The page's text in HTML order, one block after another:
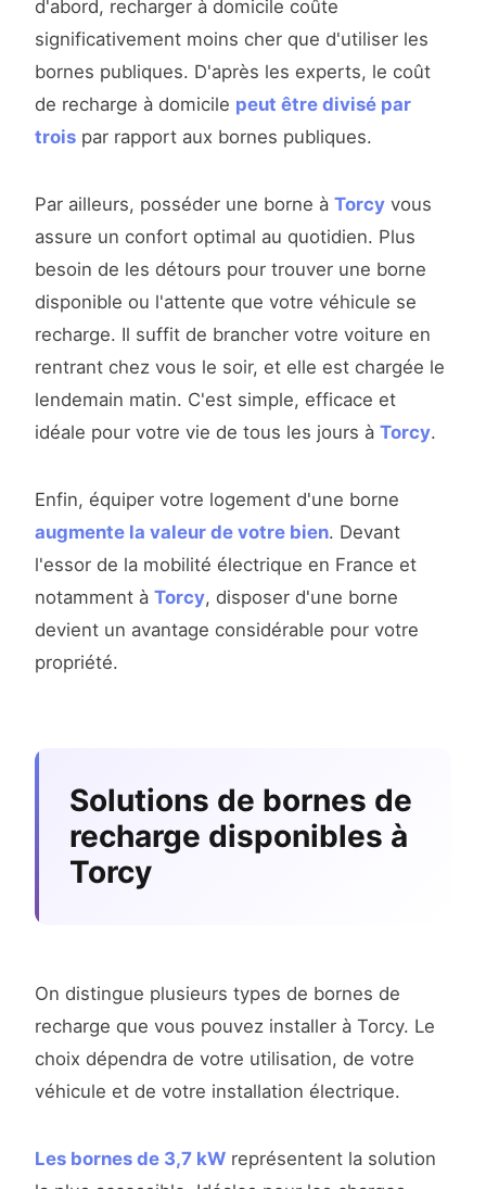
d'abord, recharger à domicile coûte
significativement moins cher que d'utiliser les
bornes publiques. D'après les experts, le coût
de recharge à domicile peut être divisé par
trois par rapport aux bornes publiques.
Par ailleurs, posséder une borne à Torcy vous
assure un confort optimal au quotidien. Plus
besoin de les détours pour trouver une borne
disponible ou l'attente que votre véhicule se
recharge. Il suffit de brancher votre voiture en
rentrant chez vous le soir, et elle est chargée le
lendemain matin. C'est simple, efficace et
idéale pour votre vie de tous les jours à Torcy.
Enfin, équiper votre logement d'une borne
augmente la valeur de votre bien. Devant
l'essor de la mobilité électrique en France et
notamment à Torcy, disposer d'une borne
devient un avantage considérable pour votre
propriété.
Solutions de bornes de
recharge disponibles à
Torcy
On distingue plusieurs types de bornes de
recharge que vous pouvez installer à Torcy. Le
choix dépendra de votre utilisation, de votre
véhicule et de votre installation électrique.
Les bornes de 3,7 kW représentent la solution